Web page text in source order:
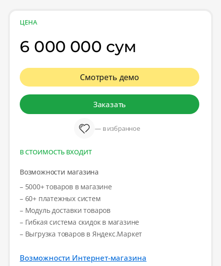
ЦЕНА
6 000 000 сум
Смотреть демо
Заказать
— в избранное
В СТОИМОСТЬ ВХОДИТ
Возможности магазина
– 5000+ товаров в магазине
– 60+ платежных систем
– Модуль доставки товаров
– Гибкая система скидок в магазине
– Выгрузка товаров в Яндекс.Маркет
Возможности Интернет-магазина